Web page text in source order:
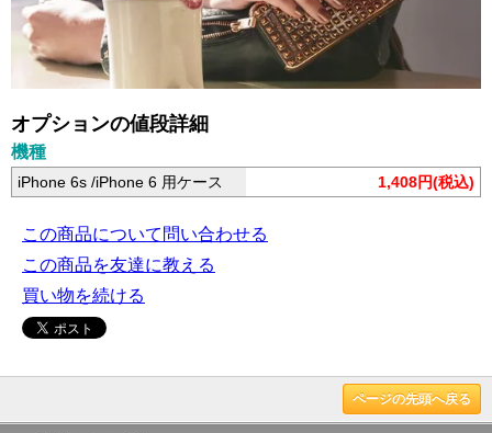
オプションの値段詳細
機種
iPhone 6s /iPhone 6 用ケース 1,408円(税込)
この商品について問い合わせる
この商品を友達に教える
買い物を続ける
ページの先頭へ戻る